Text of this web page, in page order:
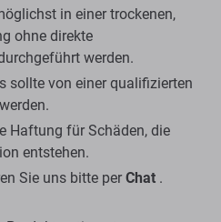
in einer trockenen,
ohne direkte
werden.
sollte von einer qualifizierten
Haftung für Schäden, die
entstehen.
Sie uns bitte per Chat .